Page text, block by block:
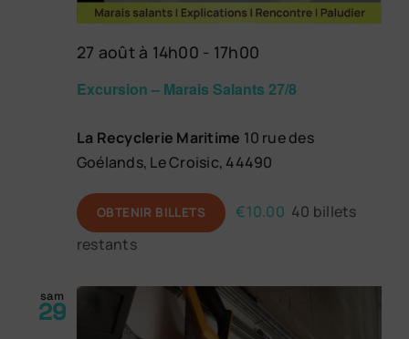
Excursion – Marais Salants 27/8
27 août à 14h00 - 17h00
La Recyclerie Maritime 10 rue des
Goélands, Le Croisic, 44490
OBTENIR BILLETS €10.00 40 billets
restants
sam
29